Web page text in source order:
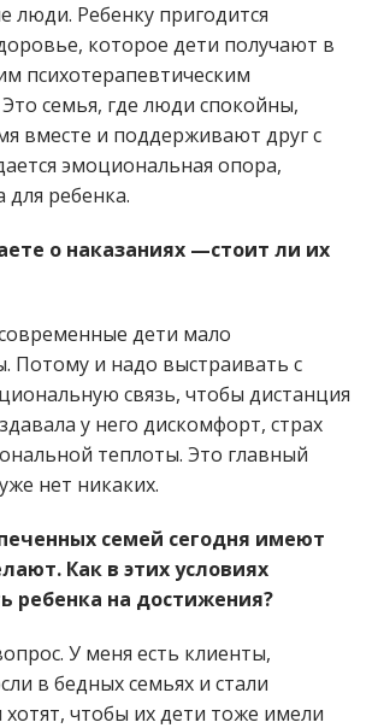
люди. Ребенку пригодится
которое дети получают в
психотерапевтическим
семья, где люди спокойны,
вместе и поддерживают друг с
эмоциональная опора,
для ребенка.
о наказаниях —стоит ли их
дети мало
Потому и надо выстраивать с
связь, чтобы дистанция
у него дискомфорт, страх
теплоты. Это главный
нет никаких.
семей сегодня имеют
Как в этих условиях
ребенка на достижения?
У меня есть клиенты,
в бедных семьях и стали
чтобы их дети тоже имели